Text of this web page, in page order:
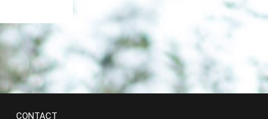
CONTACT